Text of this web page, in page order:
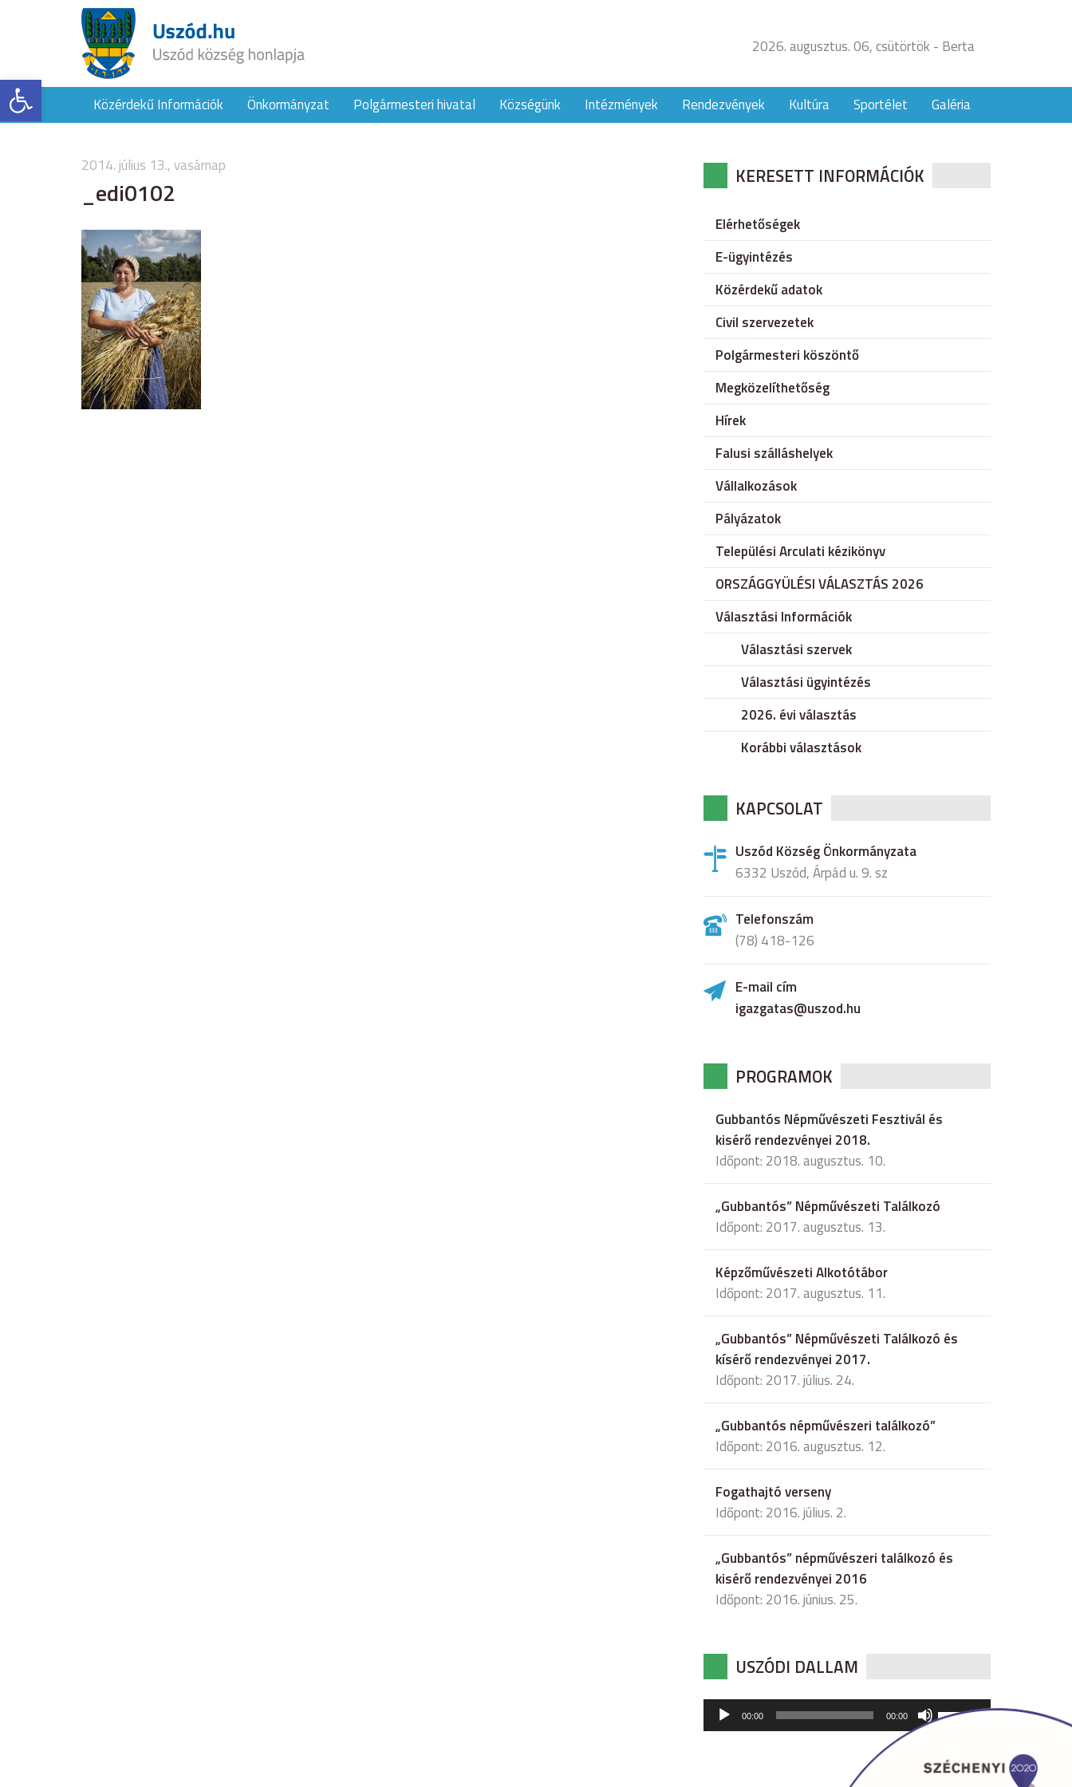
Eszköztár megnyitása
2026. augusztus. 06, csütörtök - Berta
Közérdekű Információk Önkormányzat Polgármesteri hivatal Községünk Intézmények Rendezvények Kultúra Sportélet Galéria
2014. július 13., vasárnap
_edi0102 KERESETT INFORMÁCIÓK
Elérhetőségek
E-ügyintézés
Közérdekű adatok
Civil szervezetek
Polgármesteri köszöntő
Megközelíthetőség
Hírek
Falusi szálláshelyek
Vállalkozások
Pályázatok
Települési Arculati kézikönyv
ORSZÁGGYÜLÉSI VÁLASZTÁS 2026
Választási Információk
Választási szervek
Választási ügyintézés
2026. évi választás
Korábbi választások
KAPCSOLAT
Uszód Község Önkormányzata
6332 Uszód, Árpád u. 9. sz
Telefonszám
(78) 418-126
E-mail cím
igazgatas@uszod.hu
PROGRAMOK
Gubbantós Népművészeti Fesztivál és
kisérő rendezvényei 2018.
Időpont: 2018. augusztus. 10.
„Gubbantós” Népművészeti Találkozó
Időpont: 2017. augusztus. 13.
Képzőművészeti Alkotótábor
Időpont: 2017. augusztus. 11.
„Gubbantós” Népművészeti Találkozó és
kísérő rendezvényei 2017.
Időpont: 2017. július. 24.
„Gubbantós népművészeri találkozó”
Időpont: 2016. augusztus. 12.
Fogathajtó verseny
Időpont: 2016. július. 2.
„Gubbantós” népművészeri találkozó és
kisérő rendezvényei 2016
Időpont: 2016. június. 25.
USZÓDI DALLAM
Audió
lejátszó
00:00 00:00
hangerő
csökkentéséhez